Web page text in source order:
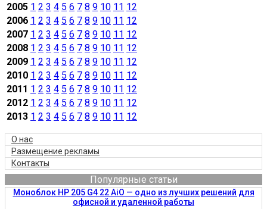
2005 1 2 3 4 5 6 7 8 9 10 11 12
2006 1 2 3 4 5 6 7 8 9 10 11 12
2007 1 2 3 4 5 6 7 8 9 10 11 12
2008 1 2 3 4 5 6 7 8 9 10 11 12
2009 1 2 3 4 5 6 7 8 9 10 11 12
2010 1 2 3 4 5 6 7 8 9 10 11 12
2011 1 2 3 4 5 6 7 8 9 10 11 12
2012 1 2 3 4 5 6 7 8 9 10 11 12
2013 1 2 3 4 5 6 7 8 9 10 11 12
О нас
Размещение рекламы
Контакты
Популярные статьи
Моноблок HP 205 G4 22 AiO — одно из лучших решений для
офисной и удаленной работы